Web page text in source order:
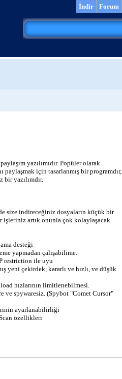
Forum
İndir
yazılımıdır. Popüler olarak
paylaşmak için tasarlanmış bir programdır,
bir yazılımdır.
size indireceğiniz dosyaların küçük bir
artık onunla çok kolaylaşacak.
desteği
yapmadan çalışabilime.
restriction ile uyu
yeni çekirdek, kararlı ve hızlı, ve düşük
hızlarının limitlenebilmesi.
ve spywaresiz. (Spybot "Comet Cursor"
ayarlanabilirliği
özellikleri